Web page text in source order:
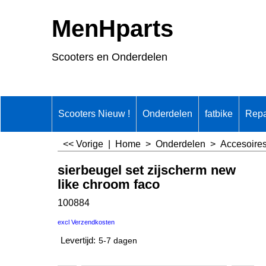
MenHparts
Scooters en Onderdelen
Scooters Nieuw ! Onderdelen fatbike
<< Vorige Home > Onderdelen >
sierbeugel set zijscherm new
like chroom faco
100884
€135.65
excl Verzendkosten